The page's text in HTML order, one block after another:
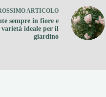
ARTICOLO
sempre in fiore e
varietà ideale per il
giardino